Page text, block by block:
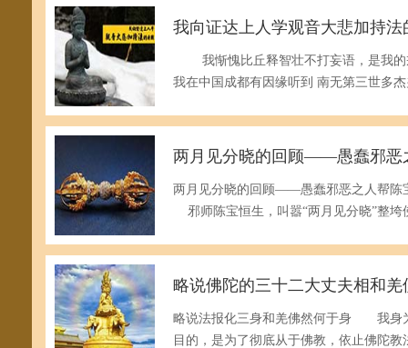
我向证达上人学观音大悲加持法
我惭愧比丘释智壮不打妄语，是我的
我在中国成都有因缘听到 南无第三世多
两月见分晓的回顾——愚蠢邪恶
两月见分晓的回顾——愚蠢邪恶之人帮
邪师陈宝恒生，叫嚣“两月见分晓”整垮
略说佛陀的三十二大丈夫相和羌
略说法报化三身和羌佛然何于身 我身
目的，是为了彻底从于佛教，依止佛陀教